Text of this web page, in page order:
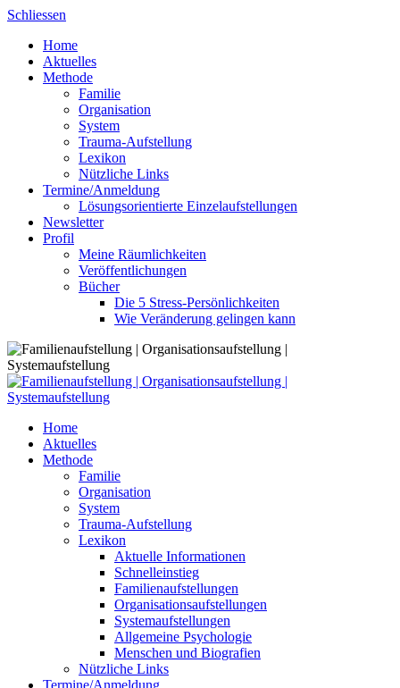
Skip
content
Schliessen
Home
Aktuelles
Methode
Familie
Organisation
System
Trauma-Aufstellung
Lexikon
Nützliche Links
Termine/Anmeldung
Lösungsorientierte Einzelaufstellungen
Newsletter
Profil
Meine Räumlichkeiten
Veröffentlichungen
Bücher
Die 5 Stress-Persönlichkeiten
Wie Veränderung gelingen kann
Home
Aktuelles
Methode
Familie
Organisation
System
Trauma-Aufstellung
Lexikon
Aktuelle Informationen
Schnelleinstieg
Familienaufstellungen
Organisationsaufstellungen
Systemaufstellungen
Allgemeine Psychologie
Menschen und Biografien
Nützliche Links
Termine/Anmeldung